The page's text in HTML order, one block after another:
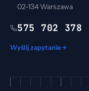
02-134 Warszawa
575 702 378
Wyślij zapytanie